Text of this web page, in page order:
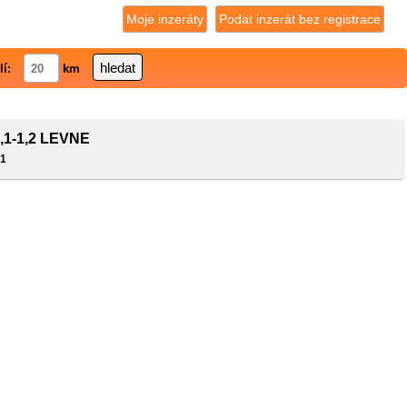
Podat inzerát bez registrace
Moje inzeráty
km
1,2 LEVNE